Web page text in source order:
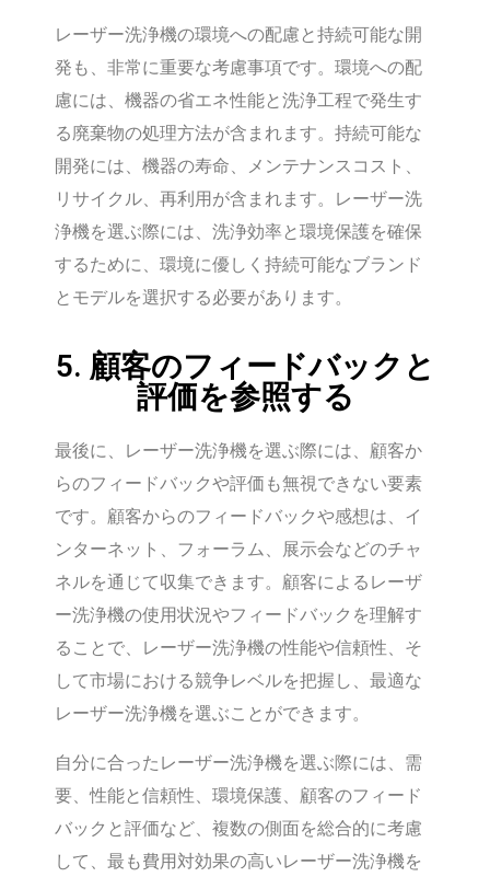
レーザー洗浄機の環境への配慮と持続可能な開
発も、非常に重要な考慮事項です。環境への配
慮には、機器の省エネ性能と洗浄工程で発生す
る廃棄物の処理方法が含まれます。持続可能な
開発には、機器の寿命、メンテナンスコスト、
リサイクル、再利用が含まれます。レーザー洗
浄機を選ぶ際には、洗浄効率と環境保護を確保
するために、環境に優しく持続可能なブランド
とモデルを選択する必要があります。
5. 顧客のフィードバックと
評価を参照する
最後に、レーザー洗浄機を選ぶ際には、顧客か
らのフィードバックや評価も無視できない要素
です。顧客からのフィードバックや感想は、イ
ンターネット、フォーラム、展示会などのチャ
ネルを通じて収集できます。顧客によるレーザ
ー洗浄機の使用状況やフィードバックを理解す
ることで、レーザー洗浄機の性能や信頼性、そ
して市場における競争レベルを把握し、最適な
レーザー洗浄機を選ぶことができます。
自分に合ったレーザー洗浄機を選ぶ際には、需
要、性能と信頼性、環境保護、顧客のフィード
バックと評価など、複数の側面を総合的に考慮
して、最も費用対効果の高いレーザー洗浄機を